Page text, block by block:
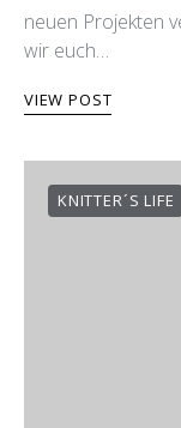
neuen Projekten
wir euch…
VIEW POST
KNITTER´S LIFE